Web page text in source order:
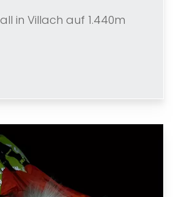
in Villach auf 1.440m